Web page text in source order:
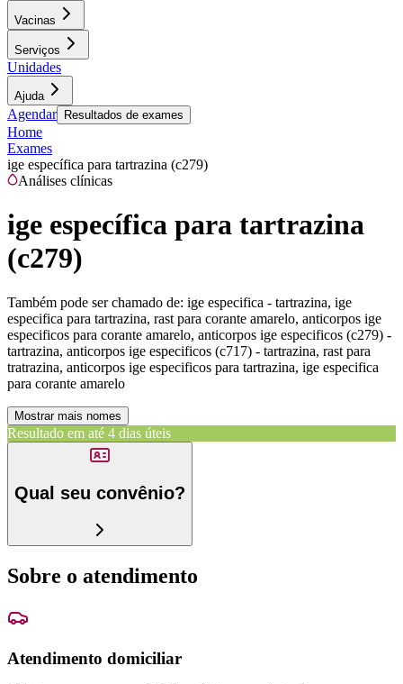
Vacinas
Serviços
Unidades
Ajuda
Agendar Resultados de exames
Home
Exames
ige específica para tartrazina (c279)
Análises clínicas
ige específica para tartrazina
(c279)
Também pode ser chamado de: ige especifica - tartrazina, ige
especifica para tartrazina, rast para corante amarelo, anticorpos ige
especificos para corante amarelo, anticorpos ige especificos (c279) -
tartrazina, anticorpos ige especificos (c717) - tartrazina, rast para
tratrazina, anticorpos ige especificos para tartrazina, ige especifica
para corante amarelo
Mostrar mais nomes
Resultado em até 4 dias úteis
Qual seu convênio?
Sobre o atendimento
Atendimento domiciliar